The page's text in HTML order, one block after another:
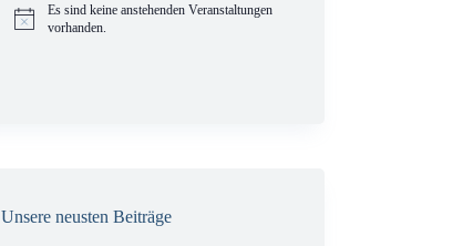
H
Es sind keine anstehenden Veranstaltungen
vorhanden.
Unsere neusten Beiträge